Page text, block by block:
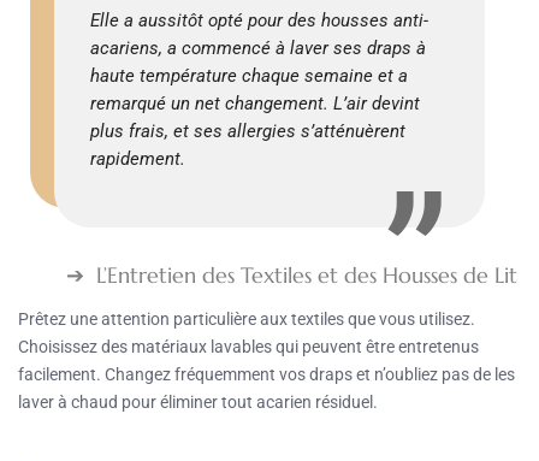
Elle a aussitôt opté pour des housses anti-
acariens, a commencé à laver ses draps à
haute température chaque semaine et a
remarqué un net changement. L’air devint
plus frais, et ses allergies s’atténuèrent
rapidement.
L’Entretien des Textiles et des Housses de Lit
Prêtez une attention particulière aux textiles que vous utilisez.
Choisissez des matériaux lavables qui peuvent être entretenus
facilement. Changez fréquemment vos draps et n’oubliez pas de les
laver à chaud pour éliminer tout acarien résiduel.